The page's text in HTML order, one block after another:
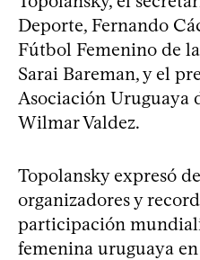
Deporte, Fernando
Fútbol Femenino de
Sarai Bareman, y el
Asociación Uruguaya
Wilmar Valdez.
Topolansky expresó
organizadores y
participación
femenina uruguaya